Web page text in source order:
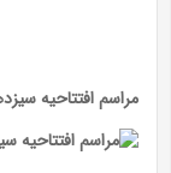
مراسم افتتاحیه